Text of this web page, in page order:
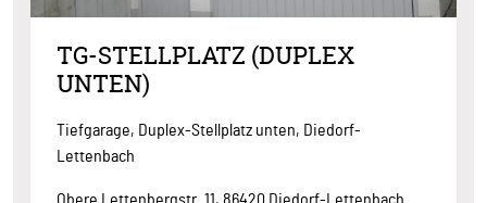
TG-STELLPLATZ (DUPLEX
UNTEN)
Tiefgarage, Duplex-Stellplatz unten, Diedorf-
Lettenbach